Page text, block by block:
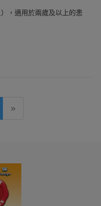
，適用於兩歲及以上的患
»